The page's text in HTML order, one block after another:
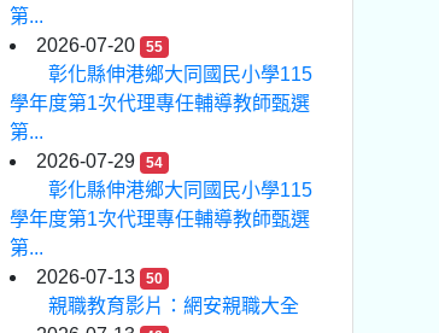
第...
2026-07-20
55
彰化縣伸港鄉大同國民小學115
學年度第1次代理專任輔導教師甄選
第...
2026-07-29
54
彰化縣伸港鄉大同國民小學115
學年度第1次代理專任輔導教師甄選
第...
2026-07-13
50
親職教育影片：網安親職大全